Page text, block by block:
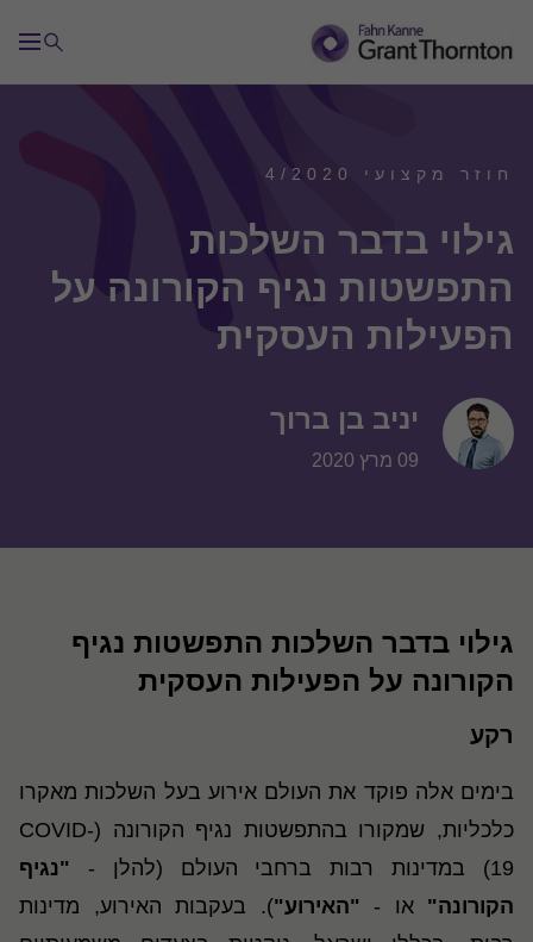
חוזר מקצועי 4/2020
גילוי בדבר השלכות
התפשטות נגיף הקורונה על
הפעילות העסקית
יניב בן ברוך
09 מרץ 2020
גילוי בדבר השלכות התפשטות נגיף
הקורונה על הפעילות העסקית
רקע
בימים אלה פוקד את העולם אירוע בעל השלכות מאקרו
כלכליות, שמקורו
בהתפשטות נגיף הקורונה (COVID-
19) במדינות רבות ברחבי העולם (להלן -
"נגיף
הקורונה" או - "האירוע"). בעקבות האירוע, מדינות